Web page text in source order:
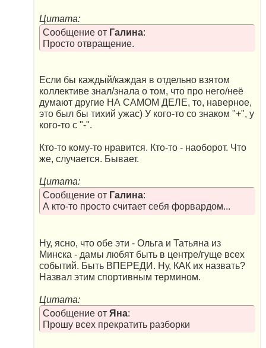
Цитата:
Сообщение от Галина:
Просто отвращение.
Если бы каждый/каждая в отдельно взятом
коллективе знал/знала о том, что про него/неё
думают другие НА САМОМ ДЕЛЕ, то, наверное,
это был бы тихий ужас) У кого-то со знаком "+", у
кого-то с "-".
Кто-то кому-то нравится. Кто-то - наоборот. Что
же, случается. Бывает.
Цитата:
Сообщение от Галина:
А кто-то просто считает себя форвардом...
Ну, ясно, что обе эти - Ольга и Татьяна из
Минска - дамы любят быть в центре/гуще всех
событий. Быть ВПЕРЕДИ. Ну, КАК их назвать?
Назвал этим спортивным термином.
Цитата:
Сообщение от Яна:
Прошу всех прекратить разборки